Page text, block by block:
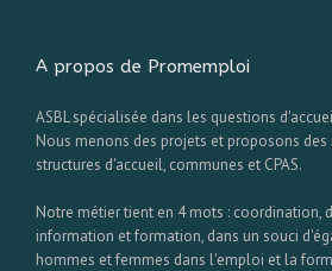
A propos de Promemploi
ASBL spécialisée dans les questions
Nous menons des projets et proposons
structures d'accueil, communes et CPAS.
Notre métier tient en 4 mots : coordination,
information et formation, dans un souci
hommes et femmes dans l'emploi et la